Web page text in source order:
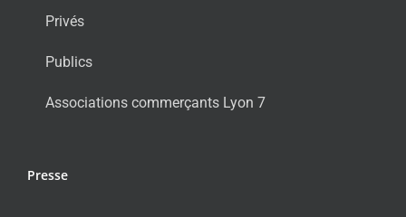
Privés
Publics
Associations commerçants Lyon 7
Presse